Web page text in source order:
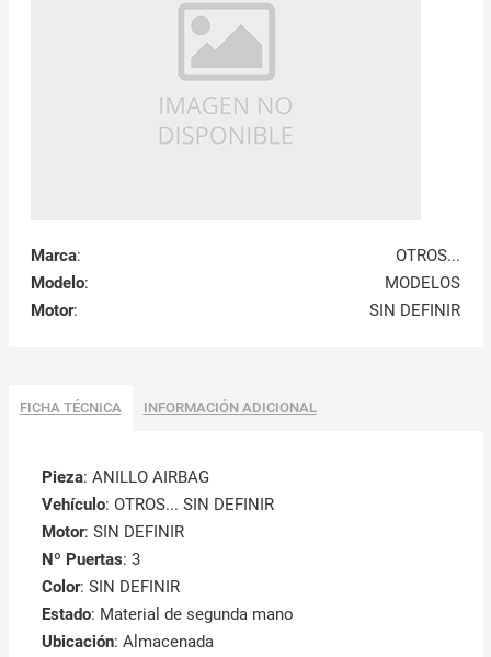
Marca:
OTROS...
Modelo:
MODELOS
Motor: SIN DEFINIR
FICHA TÉCNICA INFORMACIÓN ADICIONAL
Pieza: ANILLO AIRBAG
Vehículo: OTROS... SIN DEFINIR
Motor: SIN DEFINIR
Nº Puertas: 3
Color: SIN DEFINIR
Estado: Material de segunda mano
Ubicación: Almacenada